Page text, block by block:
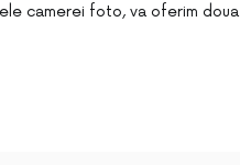
camerei foto, va oferim doua